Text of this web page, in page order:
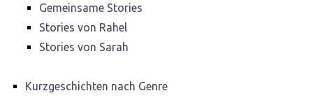
Gemeinsame Stories
Stories von Rahel
Stories von Sarah
Kurzgeschichten nach Genre